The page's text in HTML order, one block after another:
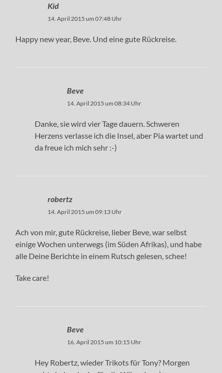
Kid
14. April 2015 um 07:48 Uhr
Happy new year, Beve. Und eine gute Rückreise.
Beve
14. April 2015 um 08:34 Uhr
Danke, sie wird vier Tage dauern. Schweren
Herzens verlasse ich die Insel, aber Pia wartet und
da freue ich mich sehr :-)
robertz
14. April 2015 um 09:13 Uhr
Ach von mir, gute Rückreise, lieber Beve, war selbst
einige Wochen unterwegs (im Süden Afrikas), und habe
alle Deine Berichte in einem Rutsch gelesen, schee!
Take care!
Beve
16. April 2015 um 10:15 Uhr
Hey Robertz, wieder Trikots für Tony? Morgen